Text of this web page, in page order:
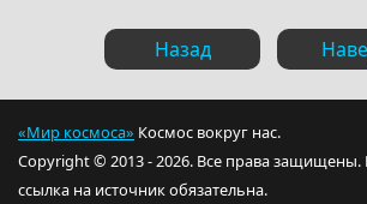
Назад
«Мир космоса» Космос вокруг нас.
Copyright © 2013 - 2026. Все права
ссылка на источник обязательна.